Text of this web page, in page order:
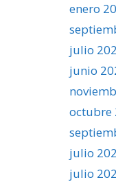
enero
julio
junio
octubre
julio
julio